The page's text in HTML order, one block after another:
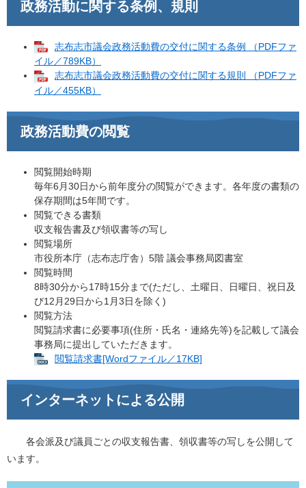
政務活動に関する条例、規則
志布志市議会政務活動費の交付に関する条例 （PDFファ
イル／789KB）
志布志市議会政務活動費の交付に関する規則 （PDFファ
イル／455KB）
政務活動費の閲覧
閲覧開始時期
毎年6月30日から前年度分の閲覧ができます。各年度の書類の
保存期間は5年間です。
閲覧できる書類
収支報告書及び領収書等の写し
閲覧場所
市役所本庁（志布志庁舎）5階 議会事務局図書室
閲覧時間
8時30分から17時15分まで(ただし、土曜日、日曜日、祝日及
び12月29日から1月3日を除く)
閲覧方法
閲覧請求書に必要事項(住所・氏名・連絡先等)を記載して議会
事務局に提出していただきます。
閲覧請求書[Wordファイル／17KB]
インターネットによる公開
各会派及び議員ごとの収支報告書、領収書等の写しを公開して
います。